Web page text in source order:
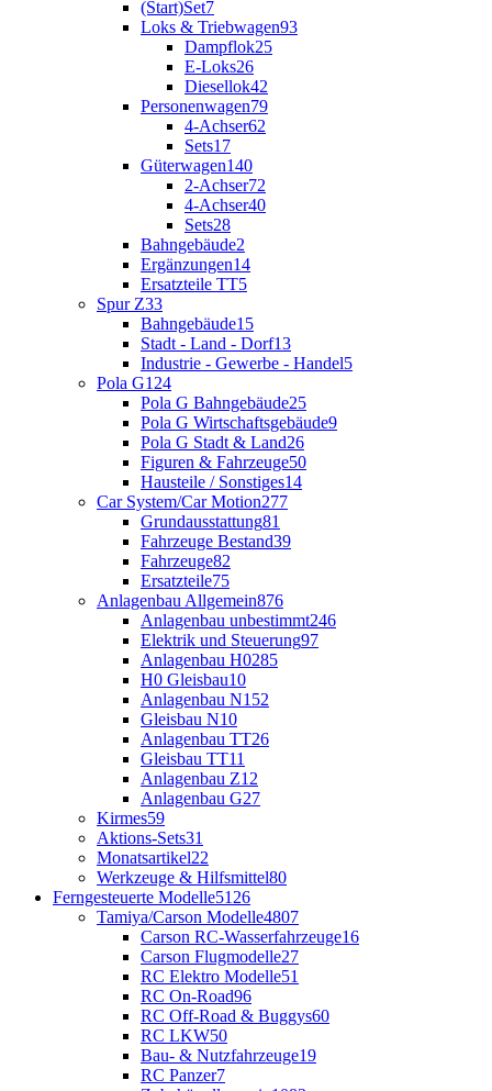
(Start)Set7
Loks & Triebwagen93
Dampflok25
E-Loks26
Diesellok42
Personenwagen79
4-Achser62
Sets17
Güterwagen140
2-Achser72
4-Achser40
Sets28
Bahngebäude2
Ergänzungen14
Ersatzteile TT5
Spur Z33
Bahngebäude15
Stadt - Land - Dorf13
Industrie - Gewerbe - Handel5
Pola G124
Pola G Bahngebäude25
Pola G Wirtschaftsgebäude9
Pola G Stadt & Land26
Figuren & Fahrzeuge50
Hausteile / Sonstiges14
Car System/Car Motion277
Grundausstattung81
Fahrzeuge Bestand39
Fahrzeuge82
Ersatzteile75
Anlagenbau Allgemein876
Anlagenbau unbestimmt246
Elektrik und Steuerung97
Anlagenbau H0285
H0 Gleisbau10
Anlagenbau N152
Gleisbau N10
Anlagenbau TT26
Gleisbau TT11
Anlagenbau Z12
Anlagenbau G27
Kirmes59
Aktions-Sets31
Monatsartikel22
Werkzeuge & Hilfsmittel80
Ferngesteuerte Modelle5126
Tamiya/Carson Modelle4807
Carson RC-Wasserfahrzeuge16
Carson Flugmodelle27
RC Elektro Modelle51
RC On-Road96
RC Off-Road & Buggys60
RC LKW50
Bau- & Nutzfahrzeuge19
RC Panzer7